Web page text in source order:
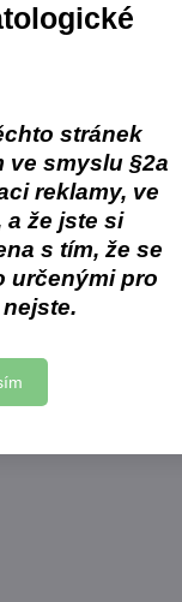
stránek
ve smyslu §2a
reklamy, ve
že jste si
s tím, že se
určenými pro